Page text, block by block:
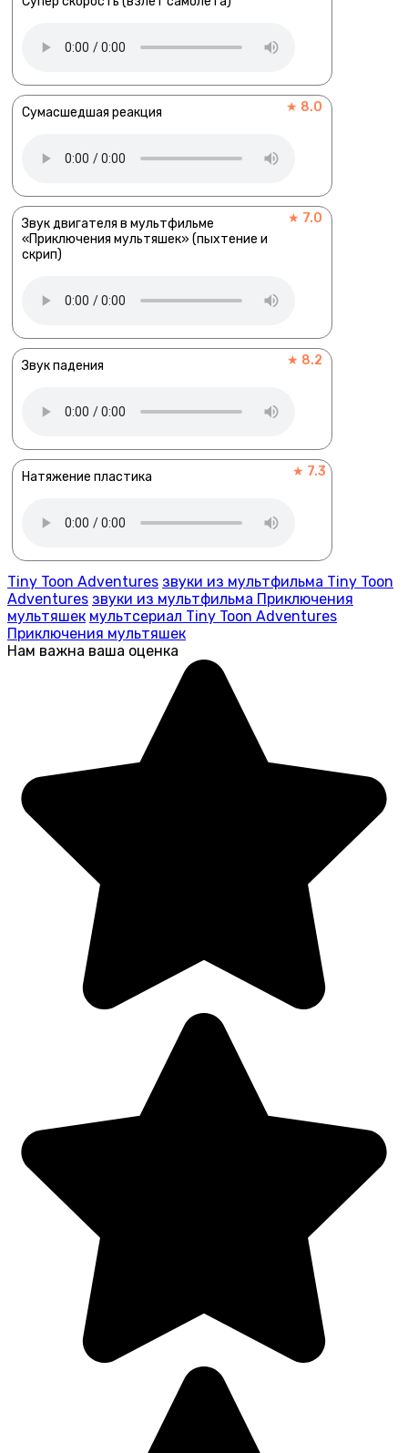
Сумасшедшая реакция ★ 8.0
Звук двигателя в мультфильме
«Приключения мультяшек» (пыхтение и
скрип)
★ 7.0
Звук падения ★ 8.2
Натяжение пластика ★ 7.3
Tiny Toon Adventures звуки из мультфильма Tiny Toon
Adventures звуки из мультфильма Приключения
мультяшек мультсериал Tiny Toon Adventures
Приключения мультяшек
Нам важна ваша оценка